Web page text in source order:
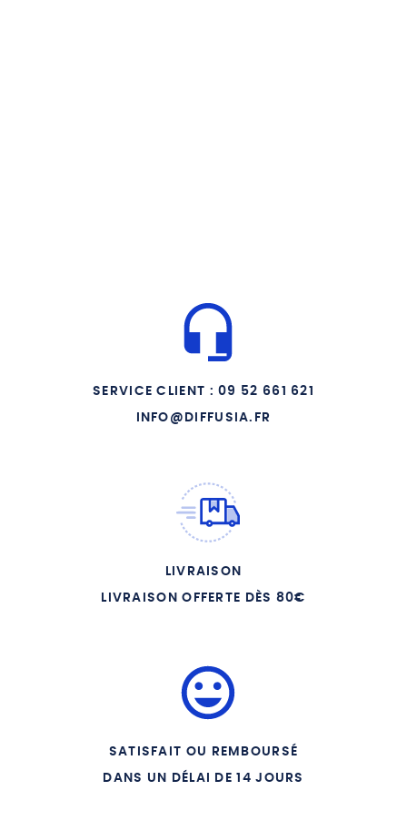
SERVICE CLIENT : 09 52 661 621
INFO@DIFFUSIA.FR
LIVRAISON
LIVRAISON OFFERTE DÈS 80€
SATISFAIT OU REMBOURSÉ
DANS UN DÉLAI DE 14 JOURS